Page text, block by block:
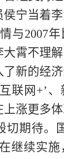
侯宁当着
与2007
大霄不理
了新的经
联网+’
涨更多
切期待。
继续实